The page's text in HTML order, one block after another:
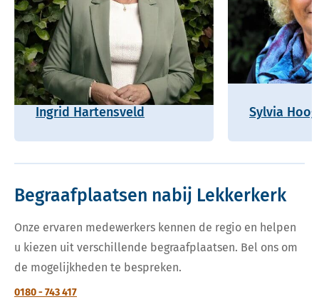
Ingrid Hartensveld Sylvia
Begraafplaatsen nabij Lekkerkerk
Onze ervaren medewerkers kennen de regio en helpen
u kiezen uit verschillende begraafplaatsen. Bel ons om
de mogelijkheden te bespreken.
0180 - 743 417